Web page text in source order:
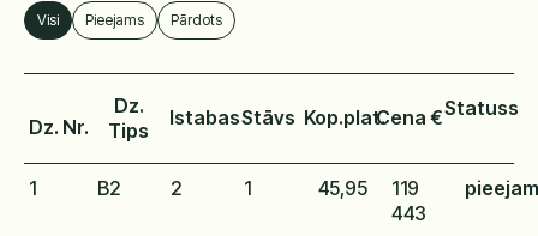
Statuss
Visi Pieejams Pārdots
Dz. Nr.
Dz.
Tips
IstabasStāvs Kop.plat.Cena €Statuss
1 B2 2 1 45,95
119
443